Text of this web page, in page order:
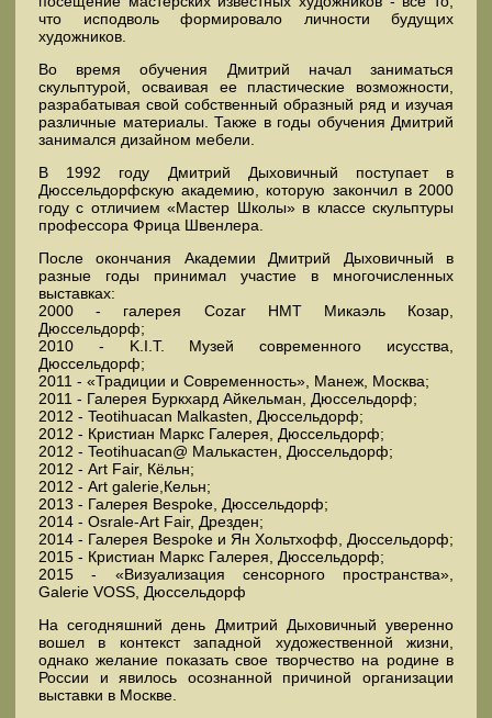
что исподволь формировало личности будущих
художников.
Во время обучения Дмитрий начал заниматься
скульптурой, осваивая ее пластические возможности,
разрабатывая свой собственный образный ряд и изучая
различные материалы. Также в годы обучения Дмитрий
занимался дизайном мебели.
В 1992 году Дмитрий Дыховичный поступает в
Дюссельдорфскую академию, которую закончил в 2000
году с отличием «Мастер Школы» в классе скульптуры
профессора Фрица Швенлера.
После окончания Академии Дмитрий Дыховичный в
разные годы принимал участие в многочисленных
выставках:
2000 - галерея Cozar HMT Микаэль Козар,
Дюссельдорф;
2010 - K.I.T. Музей современного исусства,
Дюссельдорф;
2011 - «Традиции и Современность», Манеж, Москва;
2011 - Галерея Буркхард Айкельман, Дюссельдорф;
2012 - Teotihuacan Malkasten, Дюссельдорф;
2012 - Кристиан Маркс Галерея, Дюссельдорф;
2012 - Teotihuacan@ Малькастен, Дюссельдорф;
2012 - Art Fair, Кёльн;
2012 - Art galerie,Кельн;
2013 - Галерея Bespoke, Дюссельдорф;
2014 - Osrale-Art Fair, Дрезден;
2014 - Галерея Bespoke и Ян Хольтхофф, Дюссельдорф;
2015 - Кристиан Маркс Галерея, Дюссельдорф;
2015 - «Визуализация сенсорного пространства»,
Galerie VOSS, Дюссельдорф
На сегодняшний день Дмитрий Дыховичный уверенно
вошел в контекст западной художественной жизни,
однако желание показать свое творчество на родине в
России и явилось осознанной причиной организации
выставки в Москве.